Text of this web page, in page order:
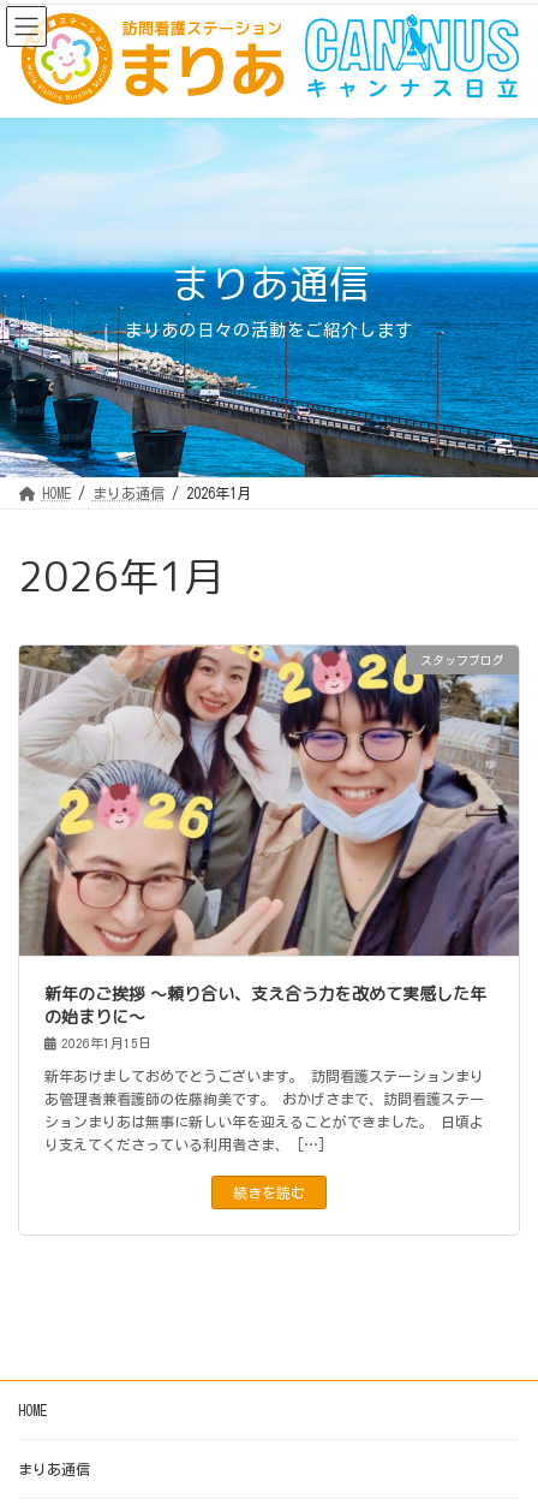
コ
ン
テ
ナ
ビ
ゲ
まりあ通信
まりあの日々の活動をご紹介します
HOME まりあ通信 2026年1月
2026年1月
スタッフブログ
新年のご挨拶 〜頼り合い、支え合う力を改めて実感した年
の始まりに〜
2026年1月15日
新年あけましておめでとうございます。 訪問看護ステーションまり
あ管理者兼看護師の佐藤絢美です。 おかげさまで、訪問看護ステー
ションまりあは無事に新しい年を迎えることができました。 日頃よ
り支えてくださっている利用者さま、 […]
続きを読む
HOME
まりあ通信